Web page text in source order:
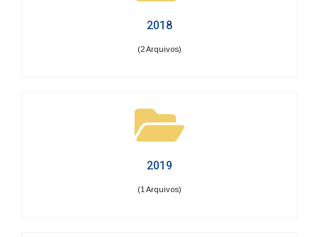
2018
(2 Arquivos)
2019
(1 Arquivos)